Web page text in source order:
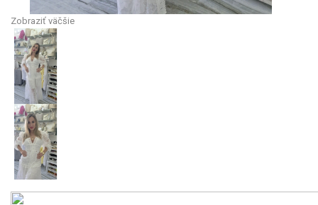
Zobraziť väčšie